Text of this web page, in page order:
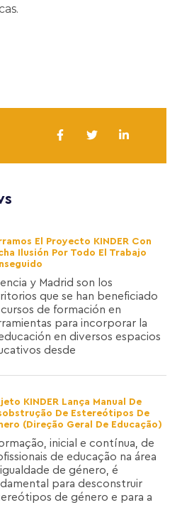
El Proyecto KINDER Con
Ilusión Por Todo El Trabajo
y Madrid son los
que se han beneficiado
de formación en
para incorporar la
en diversos espacios
desde
KINDER Lança Manual De
De Estereótipos De
(Direção Geral De Educação)
inicial e contínua, de
de educação na área
de género, é
para desconstruir
de género e para a